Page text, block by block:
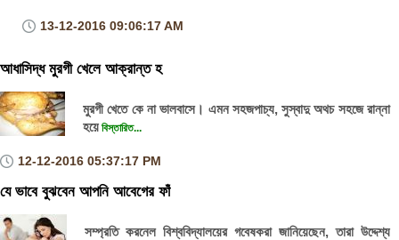
13-12-2016 09:06:17 AM
আধাসিদ্ধ মুরগী খেলে আক্রান্ত হ
মুরগী খেতে কে না ভালবাসে। এমন সহজপাচ্য, সুস্বাদু অথচ সহজে রান্না
হয়ে বিস্তারিত...
12-12-2016 05:37:17 PM
যে ভাবে বুঝবেন আপনি আবেগের ফাঁ
সম্প্রতি করনেল বিশ্ববিদ্যালয়ের গবেষকরা জানিয়েছেন, তারা উদ্দেশ্য